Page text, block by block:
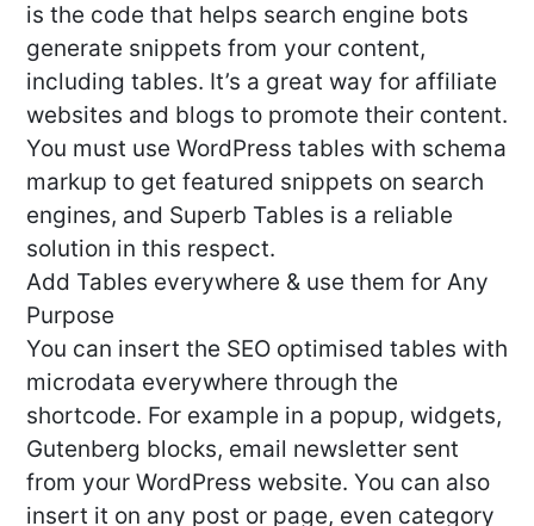
is the code that helps search engine bots
generate snippets from your content,
including tables. It’s a great way for affiliate
websites and blogs to promote their content.
You must use WordPress tables with schema
markup to get featured snippets on search
engines, and Superb Tables is a reliable
solution in this respect.
Add Tables everywhere & use them for Any
Purpose
You can insert the SEO optimised tables with
microdata everywhere through the
shortcode. For example in a popup, widgets,
Gutenberg blocks, email newsletter sent
from your WordPress website. You can also
insert it on any post or page, even category